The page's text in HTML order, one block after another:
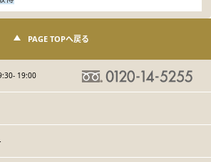
PAGE TOPへ戻る
19:00